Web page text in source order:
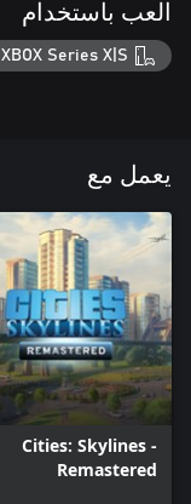
العب باستخدام
XBOX Series X|S
يعمل مع
Cities: Skylines -
Remastered